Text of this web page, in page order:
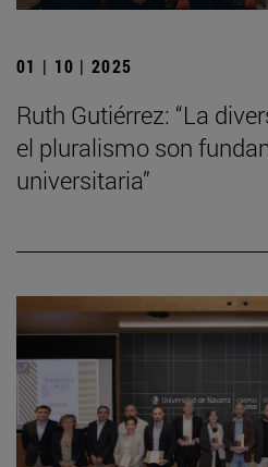
01 | 10 | 2025
Ruth Gutiérrez: “La
el pluralismo son
universitaria”